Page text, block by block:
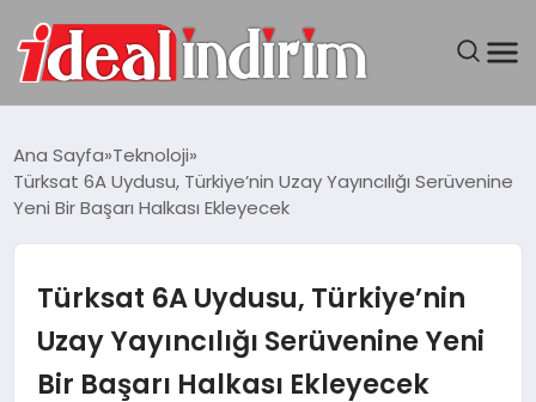
BILGISAYAR
TEKNOLOJI
Ana Sayfa Teknoloji
Türksat 6A Uydusu, Türkiye’nin Uzay Yayıncılığı Serüvenine
Yeni Bir Başarı Halkası Ekleyecek
Türksat 6A Uydusu, Türkiye’nin
Uzay Yayıncılığı Serüvenine Yeni
Bir Başarı Halkası Ekleyecek